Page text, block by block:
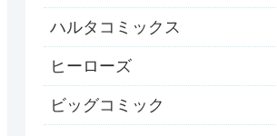
ハルタコミックス
ヒーローズ
ビッグコミック